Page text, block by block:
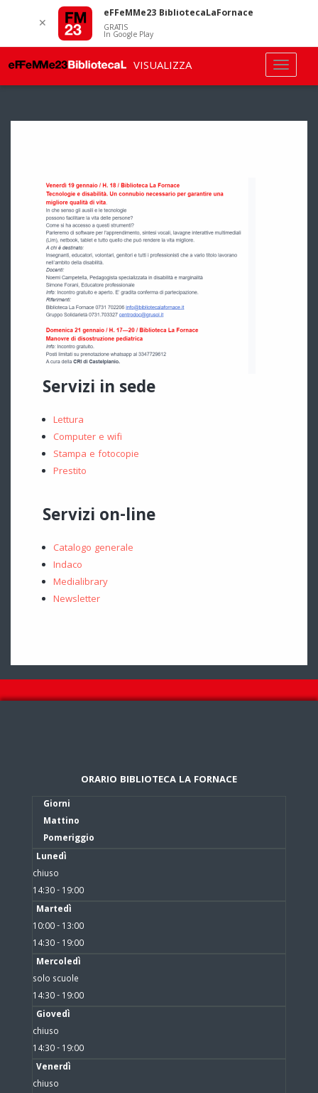
Servizi in sede
Lettura
Computer e wifi
Stampa e fotocopie
Prestito
Servizi on-line
Catalogo generale
Indaco
Medialibrary
Newsletter
ORARIO BIBLIOTECA LA FORNACE
Giorni
Mattino
Pomeriggio
Lunedì
chiuso
14:30 - 19:00
Martedì
10:00 - 13:00
14:30 - 19:00
Mercoledì
solo scuole
14:30 - 19:00
Giovedì
chiuso
14:30 - 19:00
Venerdì
chiuso
✕
eFFeMMe23 BibliotecaLaFornace
GRATIS
In Google Play
VISUALIZZA